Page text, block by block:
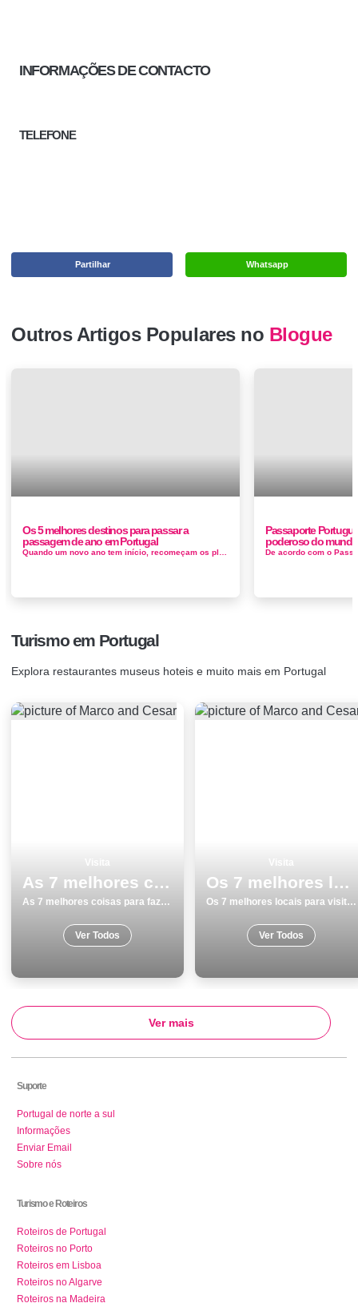
INFORMAÇÕES DE CONTACTO
TELEFONE
Whatsapp
Partilhar
Outros Artigos Populares no Blogue
Os 5 melhores destinos para passar a
passagem de ano em Portugal
Quando um novo ano tem início, recomeçam os planos, listas, resoluções, Para isso, o nosso país tem locais enc...
Passaporte
poderoso do mundo
Turismo em Portugal
Explora restaurantes museus hoteis e muito mais em Portugal
As 7 melhores coisas para fazer e visitar em Beja
As 7 melhores coisas para fazer e visitar em Beja
Ver Todos
Os 7 melhores locais para visitar na Ericeira
Os 7 melhores locais para visitar na Ericeira
Ver Todos
Ver mais
Suporte
Portugal de norte a sul
Informações
Enviar Email
Sobre nós
Turismo e Roteiros
Roteiros de Portugal
Roteiros no Porto
Roteiros em Lisboa
Roteiros no Algarve
Roteiros na Madeira